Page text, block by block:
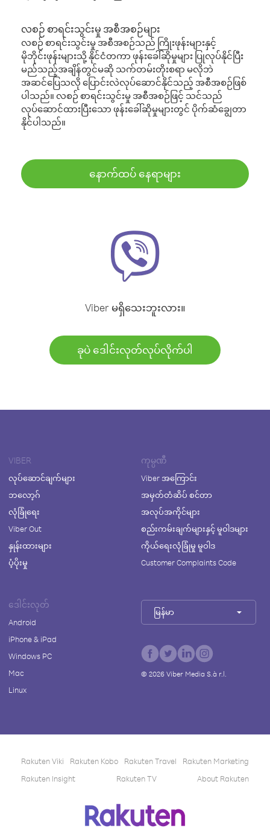
လစဉ် စာရင်းသွင်းမှု အစီအစဉ်များ
လစဉ် စာရင်းသွင်းမှု အစီအစဉ်သည် ကြိုးဖုန်းများနှင့်
မိုဘိုင်းဖုန်းများသို့ နိုင်ငံတကာ ဖုန်းခေါ်ဆိုမှုများ ပြုလုပ်နိုင်ပြီး
မည်သည့်အချိန်တွင်မဆို သက်တမ်းတိုးစရာ မလိုဘဲ
အဆင်ပြေသလို ပြောင်းလဲလုပ်ဆောင်နိုင်သည့် အစီအစဉ်ဖြစ်
ပါသည်။ လစဉ် စာရင်းသွင်းမှု အစီအစဉ်ဖြင့် သင်သည်
လုပ်ဆောင်ထားပြီးသော ဖုန်းခေါ်ဆိုမှုများတွင် ပိုက်ဆံချွေတာ
နိုင်ပါသည်။
နောက်ထပ် နေရာများ
Viber မရှိသေးဘူးလား။
ခုပဲ ဒေါင်းလုတ်လုပ်လိုက်ပါ
VIBER
လုပ်ဆောင်ချက်များ
ဘလော့ဂ်
လုံခြုံရေး
Viber Out
နှုန်းထားများ
ပံ့ပိုးမှု
ကုမ္ပဏီ
Viber အကြောင်း
အမှတ်တံဆိပ် စင်တာ
အလုပ်အကိုင်များ
စည်းကမ်းချက်များနှင့် မူဝါဒများ
ကိုယ်ရေးလုံခြုံမှု မူဝါဒ
Customer Complaints Code
ဒေါင်းလုတ်
Android
iPhone & iPad
Windows PC
Mac
Linux
မြန်မာ
© 2026Viber Media S.à r.l.
Rakuten Viki Rakuten Kobo Rakuten Travel
Rakuten Marketing
Rakuten Insight
Rakuten TV About Rakuten